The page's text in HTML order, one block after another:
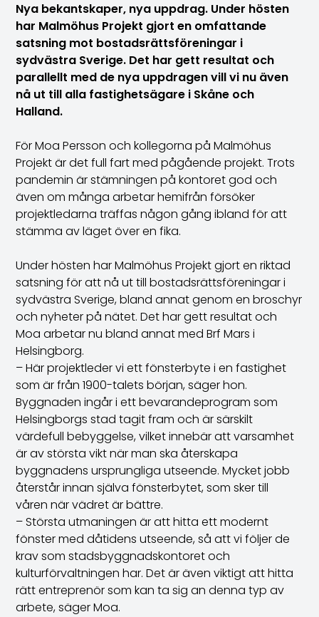
Nya bekantskaper, nya uppdrag. Under hösten
har Malmöhus Projekt gjort en omfattande
satsning mot bostadsrättsföreningar i
sydvästra Sverige. Det har gett resultat och
parallellt med de nya uppdragen vill vi nu även
nå ut till alla fastighetsägare i Skåne och
Halland.
För Moa Persson och kollegorna på Malmöhus
Projekt är det full fart med pågående projekt. Trots
pandemin är stämningen på kontoret god och
även om många arbetar hemifrån försöker
projektledarna träffas någon gång ibland för att
stämma av läget över en fika.
Under hösten har Malmöhus Projekt gjort en riktad
satsning för att nå ut till bostadsrättsföreningar i
sydvästra Sverige, bland annat genom en broschyr
och nyheter på nätet. Det har gett resultat och
Moa arbetar nu bland annat medBrf Mars i
Helsingborg.
– Här projektleder vi ett fönsterbyte i en fastighet
som är från 1900-talets början, säger hon.
Byggnaden ingår i ett bevarandeprogram som
Helsingborgs stad tagit fram och är särskilt
värdefull bebyggelse, vilket innebär att varsamhet
är av största vikt när man ska återskapa
byggnadens ursprungliga utseende. Mycket jobb
återstår innan själva fönsterbytet, som sker till
våren när vädret är bättre.
– Största utmaningen är att hitta ett modernt
fönster med dåtidens utseende, så att vi följer de
krav som stadsbyggnadskontoret och
kulturförvaltningen har. Det är även viktigt att hitta
rätt entreprenör som kan ta sig an denna typ av
arbete, säger Moa.